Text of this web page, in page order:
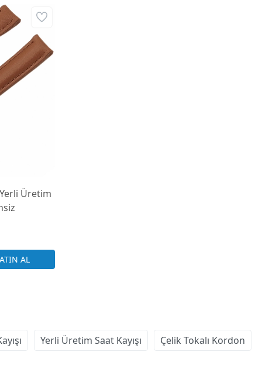
Üretim
Yerli Üretim Saat Kayışı Çelik Tokalı Kordon